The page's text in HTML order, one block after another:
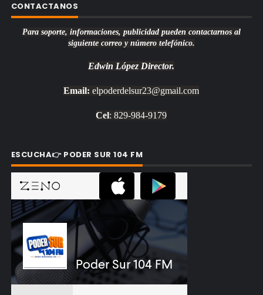
CONTACTANOS
Para soporte, informaciones, publicidad pueden contactarnos al
siguiente correo y número telefónico.
Edwin López Director.
Email: elpoderdelsur23@gmail.com
Cel: 829-984-9179
ESCUCHA👉 PODER SUR 104 FM